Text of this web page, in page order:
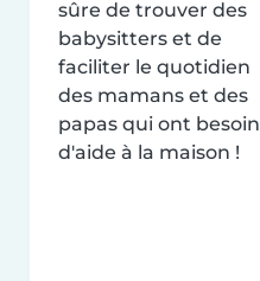
sûre de trouver des
babysitters et de
faciliter le quotidien
des mamans et des
papas qui ont besoin
d'aide à la maison !